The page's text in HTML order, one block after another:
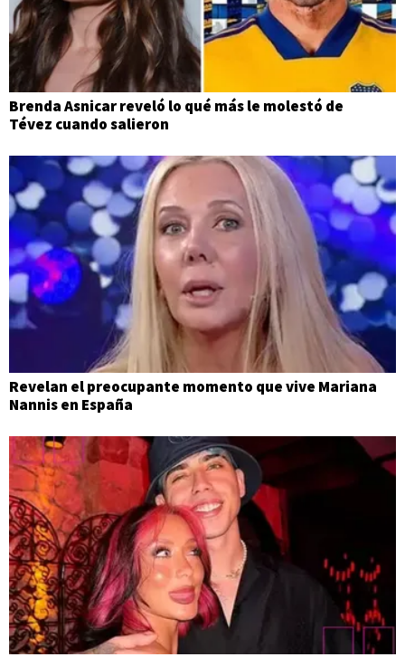
Brenda Asnicar reveló lo qué más le molestó de
Tévez cuando salieron
Revelan el preocupante momento que vive Mariana
Nannis en España